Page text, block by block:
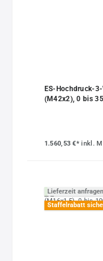
ES-Hochdruck-
(M42x2), 0 bis
1.560,53 €*inkl.
Lieferzeit anfragen
Staffelrabatt